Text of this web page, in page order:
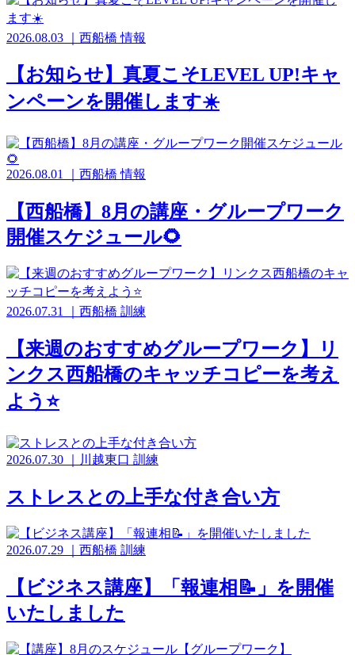
2026.08.03 西船橋 情報
【お知らせ】真夏こそLEVEL UP!キャ
ンペーンを開催します☀️
2026.08.01 西船橋 情報
【西船橋】8月の講座・グループワーク
開催スケジュール🌻
2026.07.31 西船橋 訓練
【来週のおすすめグループワーク】リ
ンクス西船橋のキャッチコピーを考え
よう⭐️
2026.07.30 川越東口 訓練
ストレスとの上手な付き合い方
2026.07.29 西船橋 訓練
【ビジネス講座】「報連相📝」を開催
いたしました